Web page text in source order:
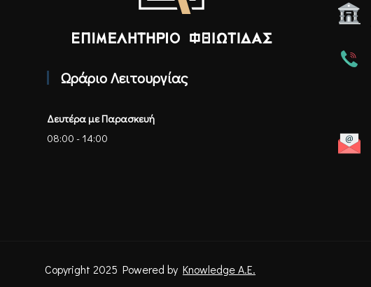
Ωράριο Λειτουργίας
Δευτέρα με Παρασκευή
08:00 - 14:00
Copyright 2025 Powered by Knowledge A.E.